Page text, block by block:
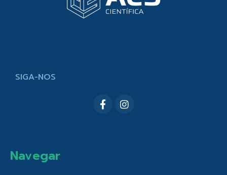
SIGA-NOS
Navegar